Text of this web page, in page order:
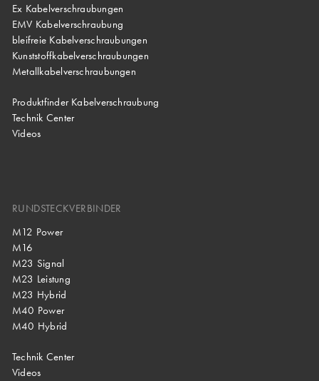
Ex Kabelverschraubungen
EMV Kabelverschraubung
bleifreie Kabelverschraubungen
Kunststoffkabelverschraubungen
Metallkabelverschraubungen
Produktfinder Kabelverschraubung
Technik Center
Videos
RUNDSTECKVERBINDER
M12 Power
M16
M23 Signal
M23 Leistung
M23 Hybrid
M40 Power
M40 Hybrid
Technik Center
Videos